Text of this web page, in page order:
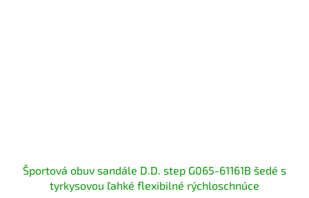
Športová obuv sandále D.D. step G065-61161B šedé s
tyrkysovou ľahké flexibilné rýchloschnúce